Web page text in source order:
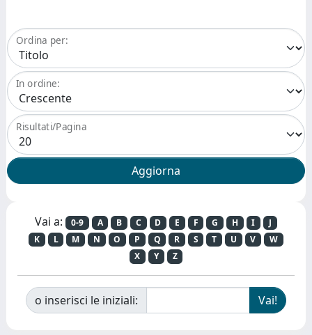
Ordina per:
In ordine:
Risultati/Pagina
Vai a: 0-9 A B C D E F G H I
J
K
L M N O P Q R S T U V
W
X
Y Z
o inserisci le iniziali: